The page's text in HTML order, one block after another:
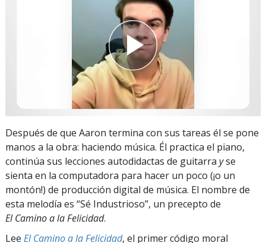
Después de que Aaron termina con sus tareas él se pone
manos a la obra: haciendo música. Él practica el piano,
continúa sus lecciones autodidactas de guitarra yse
sienta en la computadora para hacer un poco (¡o un
montón!) de producción digital de música. El nombre de
esta melodía es “Sé Industrioso”, un precepto de
El Camino a la Felicidad.
Lee El Camino a la Felicidad, el primer código moral